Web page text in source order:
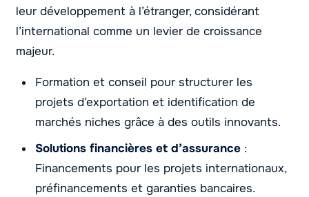
leur développement à l’étranger, considérant
l’international comme un levier de croissance
majeur.
Formation et conseil pour structurer les
projets d’exportation et identification de
marchés niches grâce à des outils innovants.
Solutions financières et d’assurance :
Financements pour les projets internationaux,
préfinancements et garanties bancaires.